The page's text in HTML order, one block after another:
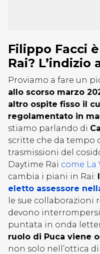
Filippo Facci
Rai? L’indizio
Proviamo a fare un
allo scorso marzo
altro ospite fisso il
regolamentato in
stiamo parlando di
scritte che da tempo
trasmissioni del
Daytime Rai come La
cambia i piani in Rai:
eletto assessore
le sue collaborazioni
devono
puntata in onda
ruolo di Puca viene
non solo nell’ottica